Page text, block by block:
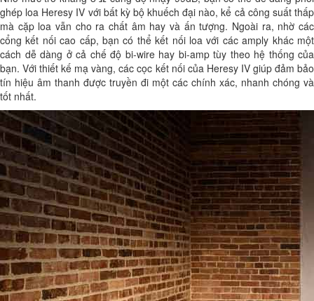
ghép loa Heresy IV với bất kỳ bộ khuếch đại nào, kể cả công suất thấp
mà cặp loa vẫn cho ra chất âm hay và ấn tượng. Ngoài ra, nhờ các
cổng kết nối cao cấp, bạn có thể kết nối loa với các amply khác một
cách dễ dàng ở cả chế độ bi-wire hay bi-amp tùy theo hệ thống của
bạn. Với thiết kế mạ vàng, các cọc kết nối của Heresy IV giúp đảm bảo
tín hiệu âm thanh được truyền đi một các chính xác, nhanh chóng và
tốt nhất.